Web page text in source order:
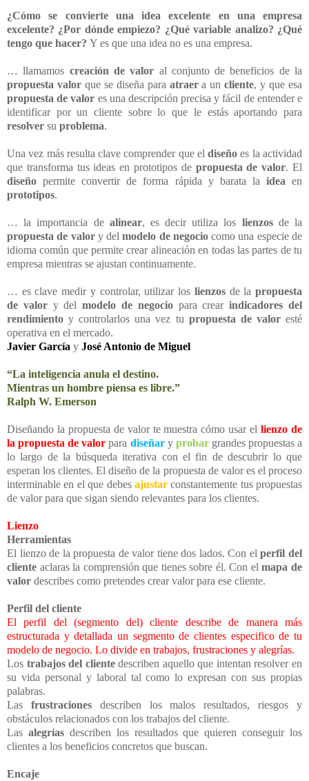
¿Cómo se convierte una idea excelente en una empresa
excelente? ¿Por dónde empiezo? ¿Qué variable analizo? ¿Qué
tengo que hacer? Y es que una idea no es una empresa.
… llamamos creación de valor al conjunto de beneficios de la
propuesta valorque se diseña para atraera uncliente, y que esa
propuesta de valor es una descripción precisa y fácil de entender e
identificar por un cliente sobre lo que le estás aportando para
resolver su problema.
Una vez más resulta clave comprender que eldiseño es la actividad
que transforma tus ideas en prototipos de propuesta de valor. El
diseño permite convertir de forma rápida y barata la idea en
prototipos.
… la importancia de alinear, es decir utiliza los lienzosde la
propuesta de valory delmodelo de negociocomo una especie de
idioma común que permite crear alineación en todas las partes de tu
empresa mientras se ajustan continuamente.
… es clave medir y controlar, utilizar los lienzosde lapropuesta
de valory delmodelo de negociopara crearindicadores del
rendimiento y controlarlos una vez tu propuesta de valoresté
operativa en el mercado.
Javier García y José Antonio de Miguel
“La inteligencia anula el destino.
Mientras un hombre piensa es libre.”
Ralph W. Emerson
Diseñando la propuesta de valor te muestra cómo usar ellienzo de
la propuesta de valor para diseñar y probar grandes propuestas a
lo largo de la búsqueda iterativa con el fin de descubrir lo que
esperan los clientes. El diseño de la propuesta de valor es el proceso
interminable en el que debes ajustar constantemente tus propuestas
de valor para que sigan siendo relevantes para los clientes.
Lienzo
Herramientas
El lienzo de la propuesta de valor tiene dos lados. Con elperfil del
cliente aclaras la comprensión que tienes sobre él. Con elmapa de
valor describes como pretendes crear valor para ese cliente.
Perfil del cliente
El perfil del (segmento del) cliente describe de manera más
estructurada y detallada un segmento de clientes especifico de tu
modelo de negocio. Lo divide en trabajos, frustraciones y alegrías.
Los trabajos del clientedescriben aquello que intentan resolver en
su vida personal y laboral tal como lo expresan con sus propias
palabras.
Las frustracionesdescriben los malos resultados, riesgos y
obstáculos relacionados con los trabajos del cliente.
Las alegríasdescriben los resultados que quieren conseguir los
clientes a los beneficios concretos que buscan.
Encaje